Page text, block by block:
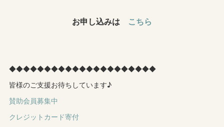
お申し込みは こちら
◆◆◆◆◆◆◆◆◆◆◆◆◆◆◆◆◆◆◆◆◆
皆様のご支援お待ちしています♪
賛助会員募集中
クレジットカード寄付